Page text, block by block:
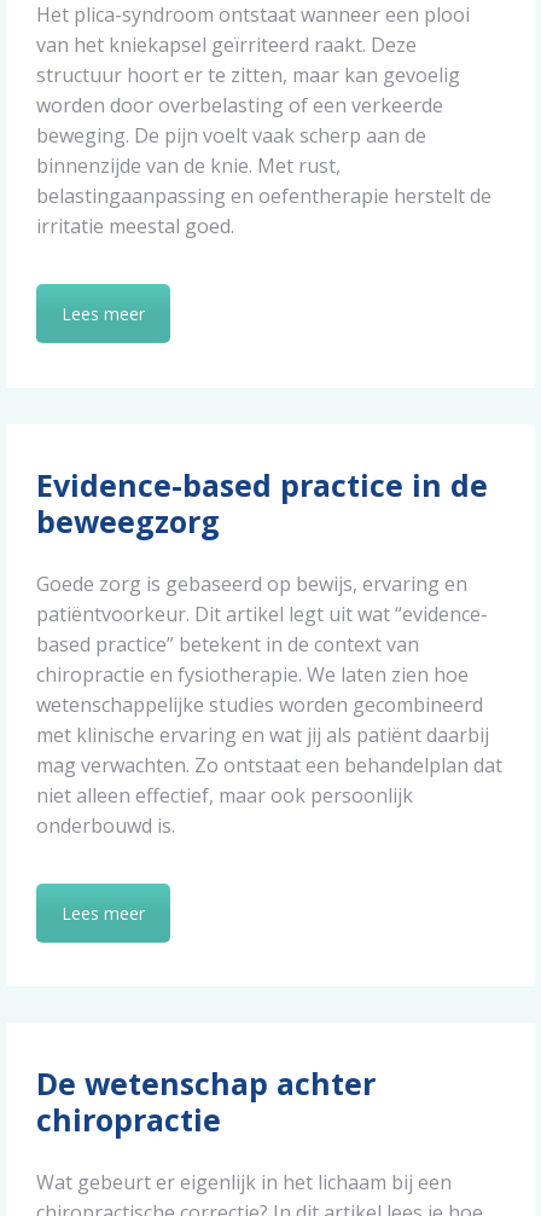
Het plica-syndroom ontstaat wanneer een plooi
van het kniekapsel geïrriteerd raakt. Deze
structuur hoort er te zitten, maar kan gevoelig
worden door overbelasting of een verkeerde
beweging. De pijn voelt vaak scherp aan de
binnenzijde van de knie. Met rust,
belastingaanpassing en oefentherapie herstelt de
irritatie meestal goed.
Lees meer
Evidence-based practice in de
beweegzorg
Goede zorg is gebaseerd op bewijs, ervaring en
patiëntvoorkeur. Dit artikel legt uit wat “evidence-
based practice” betekent in de context van
chiropractie en fysiotherapie. We laten zien hoe
wetenschappelijke studies worden gecombineerd
met klinische ervaring en wat jij als patiënt daarbij
mag verwachten. Zo ontstaat een behandelplan dat
niet alleen effectief, maar ook persoonlijk
onderbouwd is.
Lees meer
De wetenschap achter
chiropractie
Wat gebeurt er eigenlijk in het lichaam bij een